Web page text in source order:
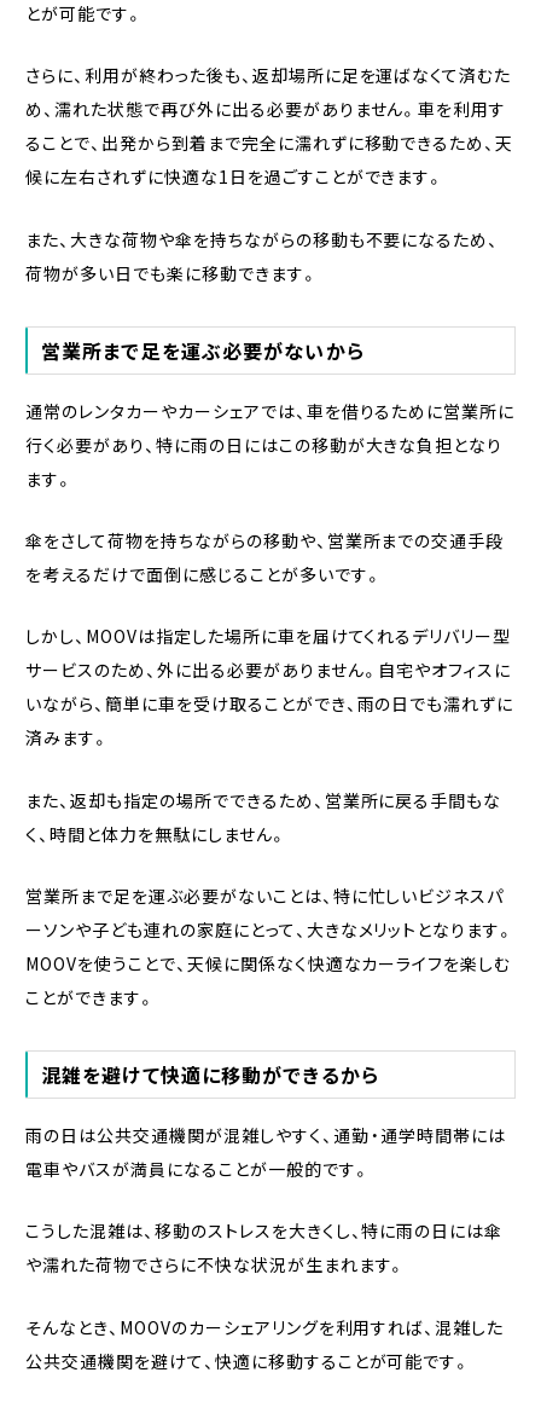
とが可能です。
さらに、利用が終わった後も、返却場所に足を運ばなくて済むた
め、濡れた状態で再び外に出る必要がありません。車を利用す
ることで、出発から到着まで完全に濡れずに移動できるため、天
候に左右されずに快適な1日を過ごすことができます。
また、大きな荷物や傘を持ちながらの移動も不要になるため、
荷物が多い日でも楽に移動できます。
営業所まで足を運ぶ必要がないから
通常のレンタカーやカーシェアでは、車を借りるために営業所に
行く必要があり、特に雨の日にはこの移動が大きな負担となり
ます。
傘をさして荷物を持ちながらの移動や、営業所までの交通手段
を考えるだけで面倒に感じることが多いです。
しかし、MOOVは指定した場所に車を届けてくれるデリバリー型
サービスのため、外に出る必要がありません。自宅やオフィスに
いながら、簡単に車を受け取ることができ、雨の日でも濡れずに
済みます。
また、返却も指定の場所でできるため、営業所に戻る手間もな
く、時間と体力を無駄にしません。
営業所まで足を運ぶ必要がないことは、特に忙しいビジネスパ
ーソンや子ども連れの家庭にとって、大きなメリットとなります。
MOOVを使うことで、天候に関係なく快適なカーライフを楽しむ
ことができます。
混雑を避けて快適に移動ができるから
雨の日は公共交通機関が混雑しやすく、通勤・通学時間帯には
電車やバスが満員になることが一般的です。
こうした混雑は、移動のストレスを大きくし、特に雨の日には傘
や濡れた荷物でさらに不快な状況が生まれます。
そんなとき、MOOVのカーシェアリングを利用すれば、混雑した
公共交通機関を避けて、快適に移動することが可能です。